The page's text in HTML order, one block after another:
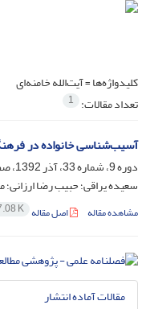
کلیدواژه‌ها =آیت‌الله خامنه‌ای
تعداد مقالات: 1
آسیب‌شناسی خانواده در
دوره 9، شماره 33، آذر 1392، صفحه
سعیده یراقی؛ حبیب رضا
مشاهده مقاله اصل مقاله K
مقالات آماده انتشار